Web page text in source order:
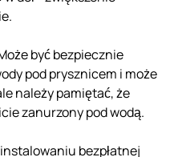
być bezpiecznie
pod prysznicem i może
należy pamiętać, że
zanurzony pod wodą.
bezpłatnej